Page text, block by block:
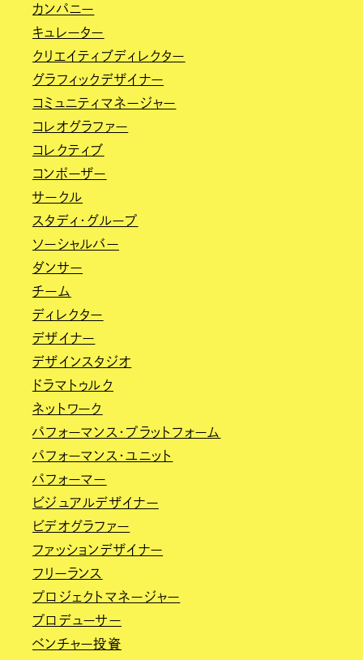
カンパニー
キュレーター
クリエイティブディレクター
グラフィックデザイナー
コミュニティマネージャー
コレオグラファー
コレクティブ
コンポーザー
サークル
スタディ・グループ
ソーシャルバー
ダンサー
チーム
ディレクター
デザイナー
デザインスタジオ
ドラマトゥルク
ネットワーク
パフォーマンス・プラットフォーム
パフォーマンス・ユニット
パフォーマー
ビジュアルデザイナー
ビデオグラファー
ファッションデザイナー
フリーランス
プロジェクトマネージャー
プロデューサー
ベンチャー投資